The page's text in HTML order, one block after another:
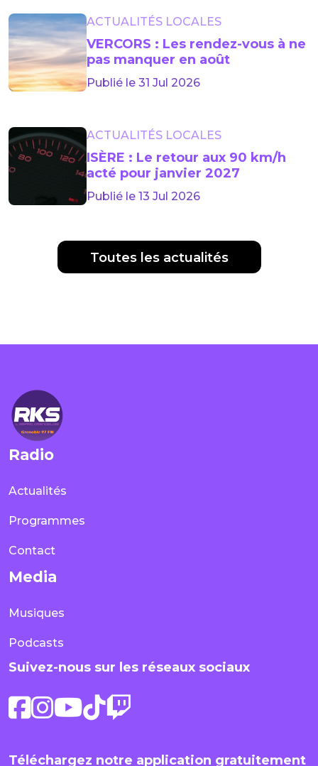
ACTUALITÉS LOCALES
VERCORS : Les rendez-vous à ne
pas manquer en août
Publié le 31 Jul 2026
ACTUALITÉS LOCALES
ISÈRE : Le retour aux 90 km/h
acté pour janvier 2027
Publié le 13 Jul 2026
Toutes les actualités
Radio
Actualités
Programmes
Contact
Media
Musiques
Podcasts
Suivez-nous sur les réseaux sociaux
Téléchargez notre application gratuitement